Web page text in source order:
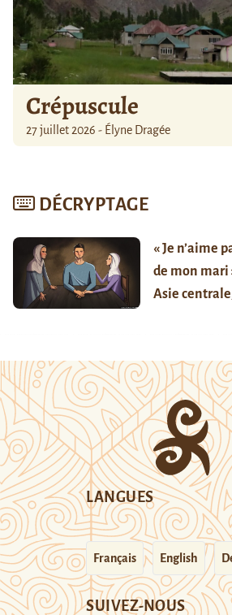
Crépuscule
27 juillet 2026 - Élyne Dragée
DÉCRYPTAGE
« Je n’aime
de mon mari
Asie
LANGUES
Français English
SUIVEZ-NOUS